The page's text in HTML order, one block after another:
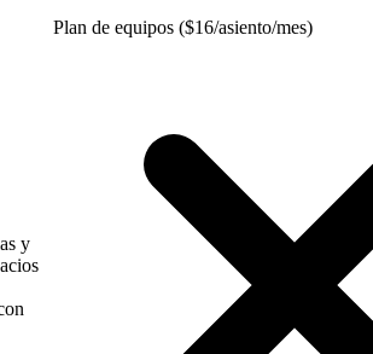
Plan de equipos ($16/asiento/mes)
y